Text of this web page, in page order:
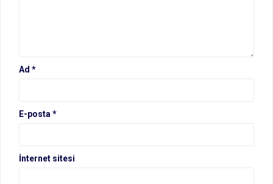
Ad *
E-posta *
İnternet sitesi